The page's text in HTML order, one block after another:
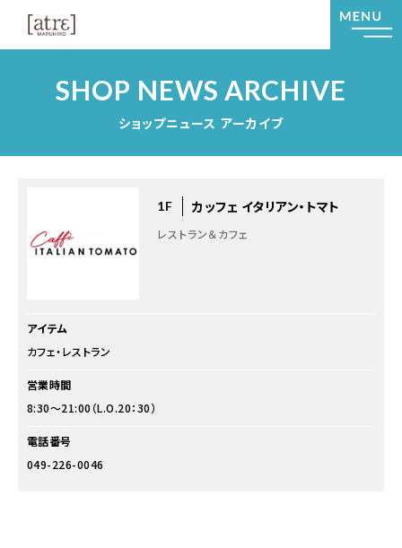
SHOP NEWS ARCHIVE
ショップニュース アーカイブ
1F カッフェ イタリアン・トマト
レストラン＆カフェ
アイテム
カフェ・レストラン
営業時間
8:30～21:00（L.O.20：30）
電話番号
049-226-0046